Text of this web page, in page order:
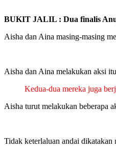
BUKIT JALIL : Dua finalis
Aisha dan Aina masing-masing
Aisha dan Aina melakukan aksi
Kedua-dua mereka juga
Aisha turut melakukan beberapa
Tidak keterlaluan andai dikatakan